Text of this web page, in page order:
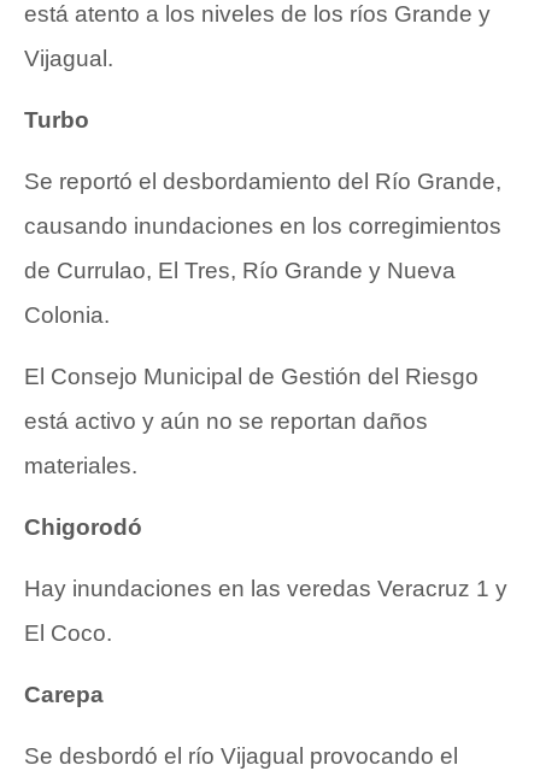
está atento a los niveles de los ríos Grande y
Vijagual.
Turbo
Se reportó el desbordamiento del Río Grande,
causando inundaciones en los corregimientos
de Currulao, El Tres, Río Grande y Nueva
Colonia.
El Consejo Municipal de Gestión del Riesgo
está activo y aún no se reportan daños
materiales.
Chigorodó
Hay inundaciones en las veredas Veracruz 1 y
El Coco.
Carepa
Se desbordó el río Vijagual provocando el